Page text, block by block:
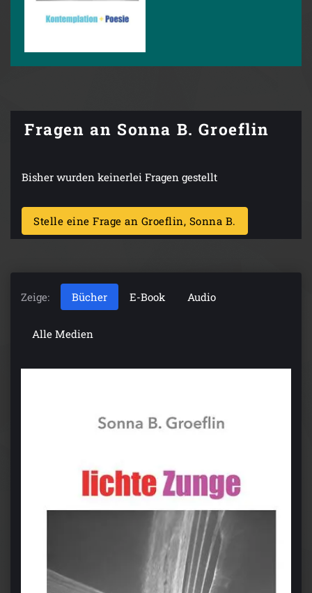
Fragen an Sonna B. Groeflin
Bisher wurden keinerlei Fragen gestellt
Stelle eine Frage an Groeflin, Sonna B.
Zeige: Bücher E-Book Audio
Alle Medien